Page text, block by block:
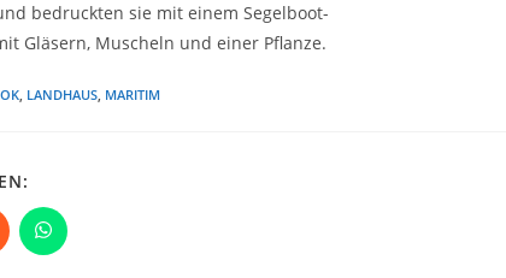
bedruckten sie mit einem Segelboot-
Gläsern, Muscheln und einer Pflanze.
, LANDHAUS, MARITIM
INHALT
TEILEN
Öffnet
in